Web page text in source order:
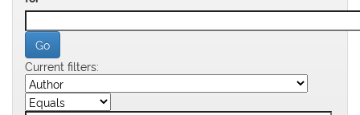
Current filters: